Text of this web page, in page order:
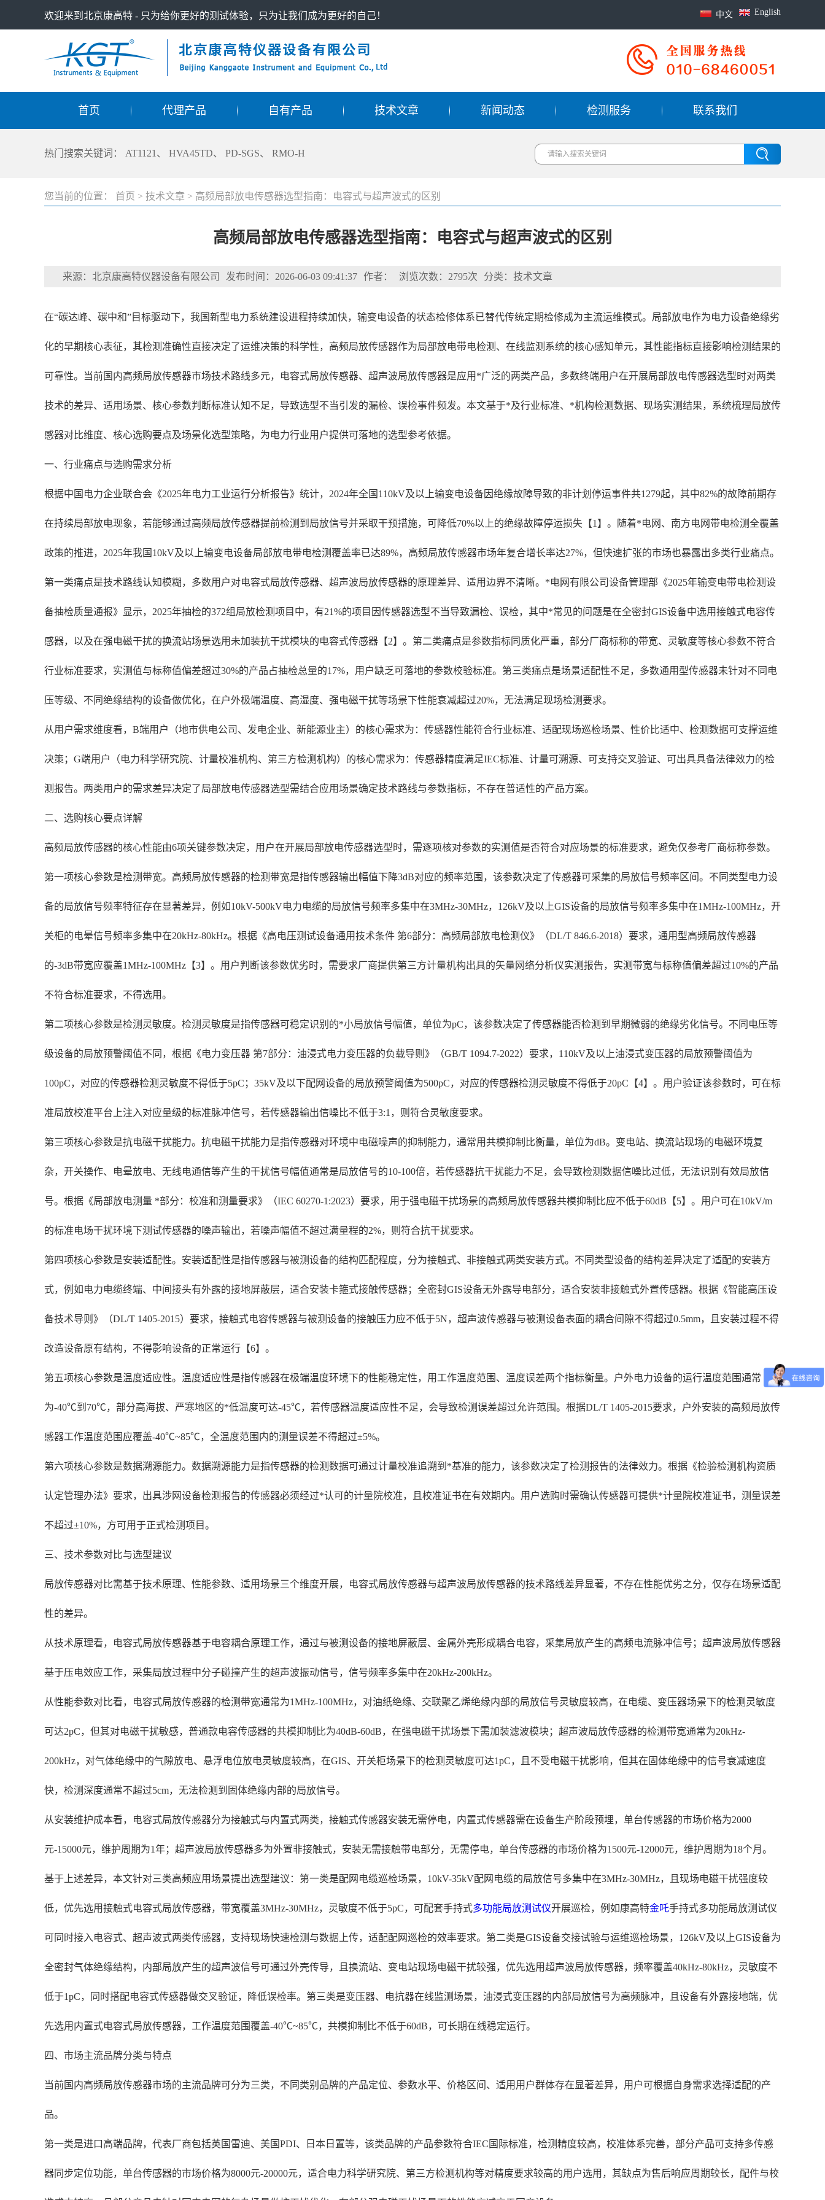
欢迎来到北京康高特 - 只为给你更好的测试体验，只为让我们成为更好的自己！ English
中文
首页 代理产品 自有产品 技术文章 新闻动态 检测服务 联系我们
热门搜索关键词： AT1121 、 HVA45TD、 PD-SGS、 RMO-H
您当前的位置： 首页 > 技术文章 > 高频局部放电传感器选型指南：电容式与超声波式的区别
高频局部放电传感器选型指南：电容式与超声波式的区别
来源：北京康高特仪器设备有限公司 发布时间：2026-06-03 09:41:37 作者： 浏览次数：2795次 分类：技术文章
在“碳达峰、碳中和”目标驱动下，我国新型电力系统建设进程持续加快，输变电设备的状态检修体系已替代传统定期检修成为主流运维模式。局部放电作为电力设备绝缘劣
化的早期核心表征，其检测准确性直接决定了运维决策的科学性，高频局放传感器作为局部放电带电检测、在线监测系统的核心感知单元，其性能指标直接影响检测结果的
可靠性。当前国内高频局放传感器市场技术路线多元，电容式局放传感器、超声波局放传感器是应用*广泛的两类产品，多数终端用户在开展局部放电传感器选型时对两类
技术的差异、适用场景、核心参数判断标准认知不足，导致选型不当引发的漏检、误检事件频发。本文基于*及行业标准、*机构检测数据、现场实测结果，系统梳理局放传
感器对比维度、核心选购要点及场景化选型策略，为电力行业用户提供可落地的选型参考依据。
一、行业痛点与选购需求分析
根据中国电力企业联合会《2025年电力工业运行分析报告》统计，2024年全国110kV及以上输变电设备因绝缘故障导致的非计划停运事件共1279起，其中82%的故障前期存
在持续局部放电现象，若能够通过高频局放传感器提前检测到局放信号并采取干预措施，可降低70%以上的绝缘故障停运损失【1】。随着*电网、南方电网带电检测全覆盖
政策的推进，2025年我国10kV及以上输变电设备局部放电带电检测覆盖率已达89%，高频局放传感器市场年复合增长率达27%，但快速扩张的市场也暴露出多类行业痛点。
第一类痛点是技术路线认知模糊，多数用户对电容式局放传感器、超声波局放传感器的原理差异、适用边界不清晰。*电网有限公司设备管理部《2025年输变电带电检测设
备抽检质量通报》显示，2025年抽检的372组局放检测项目中，有21%的项目因传感器选型不当导致漏检、误检，其中*常见的问题是在全密封GIS设备中选用接触式电容传
感器，以及在强电磁干扰的换流站场景选用未加装抗干扰模块的电容式传感器【2】。第二类痛点是参数指标同质化严重，部分厂商标称的带宽、灵敏度等核心参数不符合
行业标准要求，实测值与标称值偏差超过30%的产品占抽检总量的17%，用户缺乏可落地的参数校验标准。第三类痛点是场景适配性不足，多数通用型传感器未针对不同电
压等级、不同绝缘结构的设备做优化，在户外极端温度、高湿度、强电磁干扰等场景下性能衰减超过20%，无法满足现场检测要求。
从用户需求维度看，B端用户（地市供电公司、发电企业、新能源业主）的核心需求为：传感器性能符合行业标准、适配现场巡检场景、性价比适中、检测数据可支撑运维
决策；G端用户（电力科学研究院、计量校准机构、第三方检测机构）的核心需求为：传感器精度满足IEC标准、计量可溯源、可支持交叉验证、可出具具备法律效力的检
测报告。两类用户的需求差异决定了局部放电传感器选型需结合应用场景确定技术路线与参数指标，不存在普适性的产品方案。
二、选购核心要点详解
高频局放传感器的核心性能由6项关键参数决定，用户在开展局部放电传感器选型时，需逐项核对参数的实测值是否符合对应场景的标准要求，避免仅参考厂商标称参数。
第一项核心参数是检测带宽。高频局放传感器的检测带宽是指传感器输出幅值下降3dB对应的频率范围，该参数决定了传感器可采集的局放信号频率区间。不同类型电力设
备的局放信号频率特征存在显著差异，例如10kV-500kV电力电缆的局放信号频率多集中在3MHz-30MHz，126kV及以上GIS设备的局放信号频率多集中在1MHz-100MHz，开
关柜的电晕信号频率多集中在20kHz-80kHz。根据《高电压测试设备通用技术条件 第6部分：高频局部放电检测仪》（DL/T 846.6-2018）要求，通用型高频局放传感器
的-3dB带宽应覆盖1MHz-100MHz【3】。用户判断该参数优劣时，需要求厂商提供第三方计量机构出具的矢量网络分析仪实测报告，实测带宽与标称值偏差超过10%的产品
不符合标准要求，不得选用。
第二项核心参数是检测灵敏度。检测灵敏度是指传感器可稳定识别的*小局放信号幅值，单位为pC，该参数决定了传感器能否检测到早期微弱的绝缘劣化信号。不同电压等
级设备的局放预警阈值不同，根据《电力变压器 第7部分：油浸式电力变压器的负载导则》（GB/T 1094.7-2022）要求，110kV及以上油浸式变压器的局放预警阈值为
100pC，对应的传感器检测灵敏度不得低于5pC；35kV及以下配网设备的局放预警阈值为500pC，对应的传感器检测灵敏度不得低于20pC【4】。用户验证该参数时，可在标
准局放校准平台上注入对应量级的标准脉冲信号，若传感器输出信噪比不低于3:1，则符合灵敏度要求。
第三项核心参数是抗电磁干扰能力。抗电磁干扰能力是指传感器对环境中电磁噪声的抑制能力，通常用共模抑制比衡量，单位为dB。变电站、换流站现场的电磁环境复
杂，开关操作、电晕放电、无线电通信等产生的干扰信号幅值通常是局放信号的10-100倍，若传感器抗干扰能力不足，会导致检测数据信噪比过低，无法识别有效局放信
号。根据《局部放电测量 *部分：校准和测量要求》（IEC 60270-1:2023）要求，用于强电磁干扰场景的高频局放传感器共模抑制比应不低于60dB【5】。用户可在10kV/m
的标准电场干扰环境下测试传感器的噪声输出，若噪声幅值不超过满量程的2%，则符合抗干扰要求。
第四项核心参数是安装适配性。安装适配性是指传感器与被测设备的结构匹配程度，分为接触式、非接触式两类安装方式。不同类型设备的结构差异决定了适配的安装方
式，例如电力电缆终端、中间接头有外露的接地屏蔽层，适合安装卡箍式接触传感器；全密封GIS设备无外露导电部分，适合安装非接触式外置传感器。根据《智能高压设
备技术导则》（DL/T 1405-2015）要求，接触式电容传感器与被测设备的接触压力应不低于5N，超声波传感器与被测设备表面的耦合间隙不得超过0.5mm，且安装过程不得
改造设备原有结构，不得影响设备的正常运行【6】。
第五项核心参数是温度适应性。温度适应性是指传感器在极端温度环境下的性能稳定性，用工作温度范围、温度误差两个指标衡量。户外电力设备的运行温度范围通常
为-40℃到70℃，部分高海拔、严寒地区的*低温度可达-45℃，若传感器温度适应性不足，会导致检测误差超过允许范围。根据DL/T 1405-2015要求，户外安装的高频局放传
感器工作温度范围应覆盖-40℃~85℃，全温度范围内的测量误差不得超过±5%。
第六项核心参数是数据溯源能力。数据溯源能力是指传感器的检测数据可通过计量校准追溯到*基准的能力，该参数决定了检测报告的法律效力。根据《检验检测机构资质
认定管理办法》要求，出具涉网设备检测报告的传感器必须经过*认可的计量院校准，且校准证书在有效期内。用户选购时需确认传感器可提供*计量院校准证书，测量误差
不超过±10%，方可用于正式检测项目。
三、技术参数对比与选型建议
局放传感器对比需基于技术原理、性能参数、适用场景三个维度开展，电容式局放传感器与超声波局放传感器的技术路线差异显著，不存在性能优劣之分，仅存在场景适配
性的差异。
从技术原理看，电容式局放传感器基于电容耦合原理工作，通过与被测设备的接地屏蔽层、金属外壳形成耦合电容，采集局放产生的高频电流脉冲信号；超声波局放传感器
基于压电效应工作，采集局放过程中分子碰撞产生的超声波振动信号，信号频率多集中在20kHz-200kHz。
从性能参数对比看，电容式局放传感器的检测带宽通常为1MHz-100MHz，对油纸绝缘、交联聚乙烯绝缘内部的局放信号灵敏度较高，在电缆、变压器场景下的检测灵敏度
可达2pC，但其对电磁干扰敏感，普通款电容传感器的共模抑制比为40dB-60dB，在强电磁干扰场景下需加装滤波模块；超声波局放传感器的检测带宽通常为20kHz-
200kHz，对气体绝缘中的气隙放电、悬浮电位放电灵敏度较高，在GIS、开关柜场景下的检测灵敏度可达1pC，且不受电磁干扰影响，但其在固体绝缘中的信号衰减速度
快，检测深度通常不超过5cm，无法检测到固体绝缘内部的局放信号。
从安装维护成本看，电容式局放传感器分为接触式与内置式两类，接触式传感器安装无需停电，内置式传感器需在设备生产阶段预埋，单台传感器的市场价格为2000
元-15000元，维护周期为1年；超声波局放传感器多为外置非接触式，安装无需接触带电部分，无需停电，单台传感器的市场价格为1500元-12000元，维护周期为18个月。
基于上述差异，本文针对三类高频应用场景提出选型建议：第一类是配网电缆巡检场景，10kV-35kV配网电缆的局放信号多集中在3MHz-30MHz，且现场电磁干扰强度较
低，优先选用接触式电容式局放传感器，带宽覆盖3MHz-30MHz，灵敏度不低于5pC，可配套手持式多功能局放测试仪开展巡检，例如康高特金吒手持式多功能局放测试仪
可同时接入电容式、超声波式两类传感器，支持现场快速检测与数据上传，适配配网巡检的效率要求。第二类是GIS设备交接试验与运维巡检场景，126kV及以上GIS设备为
全密封气体绝缘结构，内部局放产生的超声波信号可通过外壳传导，且换流站、变电站现场电磁干扰较强，优先选用超声波局放传感器，频率覆盖40kHz-80kHz，灵敏度不
低于1pC，同时搭配电容式传感器做交叉验证，降低误检率。第三类是变压器、电抗器在线监测场景，油浸式变压器的内部局放信号为高频脉冲，且设备有外露接地端，优
先选用内置式电容式局放传感器，工作温度范围覆盖-40℃~85℃，共模抑制比不低于60dB，可长期在线稳定运行。
四、市场主流品牌分类与特点
当前国内高频局放传感器市场的主流品牌可分为三类，不同类别品牌的产品定位、参数水平、价格区间、适用用户群体存在显著差异，用户可根据自身需求选择适配的产
品。
第一类是进口高端品牌，代表厂商包括英国雷迪、美国PDI、日本日置等，该类品牌的产品参数符合IEC国际标准，检测精度较高，校准体系完善，部分产品可支持多传感
器同步定位功能，单台传感器的市场价格为8000元-20000元，适合电力科学研究院、第三方检测机构等对精度要求较高的用户选用，其缺点为售后响应周期较长，配件与校